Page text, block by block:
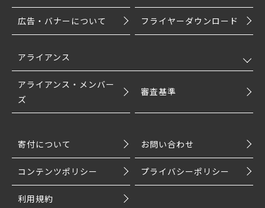
広告・バナーについて フライヤーダウンロード
アライアンス
アライアンス・メンバー
ズ
審査基準
寄付について お問い合わせ
コンテンツポリシー プライバシーポリシー
利用規約